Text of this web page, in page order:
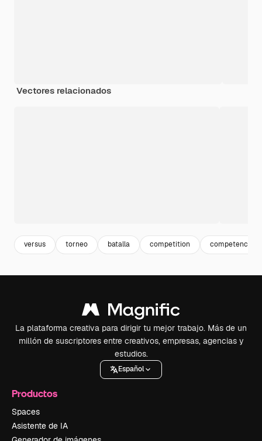
Vectores relacionados
versus torneo batalla competition competencia
La plataforma creativa para dirigir tu mejor trabajo. Más de un
millón de suscriptores entre creativos, empresas, agencias y
estudios.
Español
Productos
Spaces
Asistente de IA